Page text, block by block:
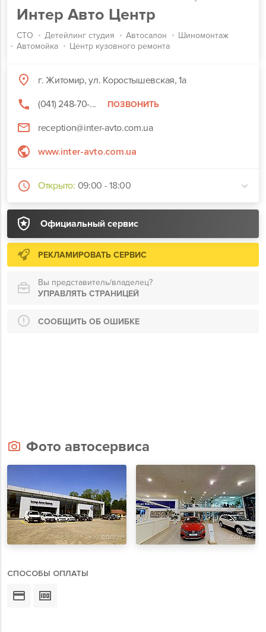
Интер Авто Центр
СТО Детейлинг студия Автосалон
Шиномонтаж
Автомойка
Центр кузовного ремонта
Официальный сервис
г. Житомир, ул. Коростышевская, 1а
(041) 248-70-...
ПОЗВОНИТЬ
reception@inter-avto.com.ua
www.inter-avto.com.ua
Открыто: 09:00 - 18:00
РЕКЛАМИРОВАТЬ СЕРВИС
Вы представитель/владелец?
УПРАВЛЯТЬ СТРАНИЦЕЙ
СООБЩИТЬ ОБ ОШИБКЕ
Фото автосервиса
СПОСОБЫ ОПЛАТЫ